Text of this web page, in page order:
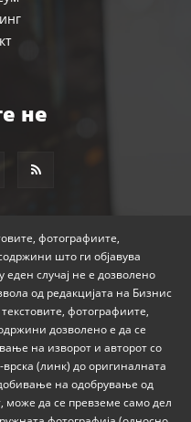
не
фотографиите,
што ги објавува
еден случај не е дозволено
од редакцијата на Бизнис
фотографиите,
дозволено е да се
на изворот и авторот со
(линк) до оригиналната
на одобрување од
може да се превземе само дел